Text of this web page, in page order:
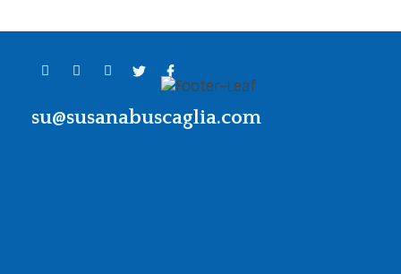
su@susanabuscaglia.com